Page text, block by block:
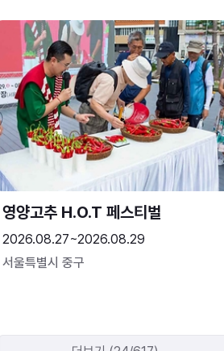
영양고추 H.O.T 페스티벌
2026.08.27~2026.08.29
서울특별시 중구